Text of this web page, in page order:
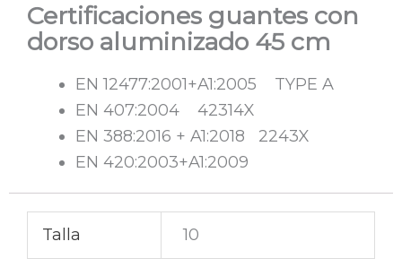
Certificaciones guantes con
dorso aluminizado 45 cm
EN 12477:2001+A1:2005 TYPE A
EN 407:2004 42314X
EN 388:2016 + A1:2018 2243X
EN 420:2003+A1:2009
Talla 10